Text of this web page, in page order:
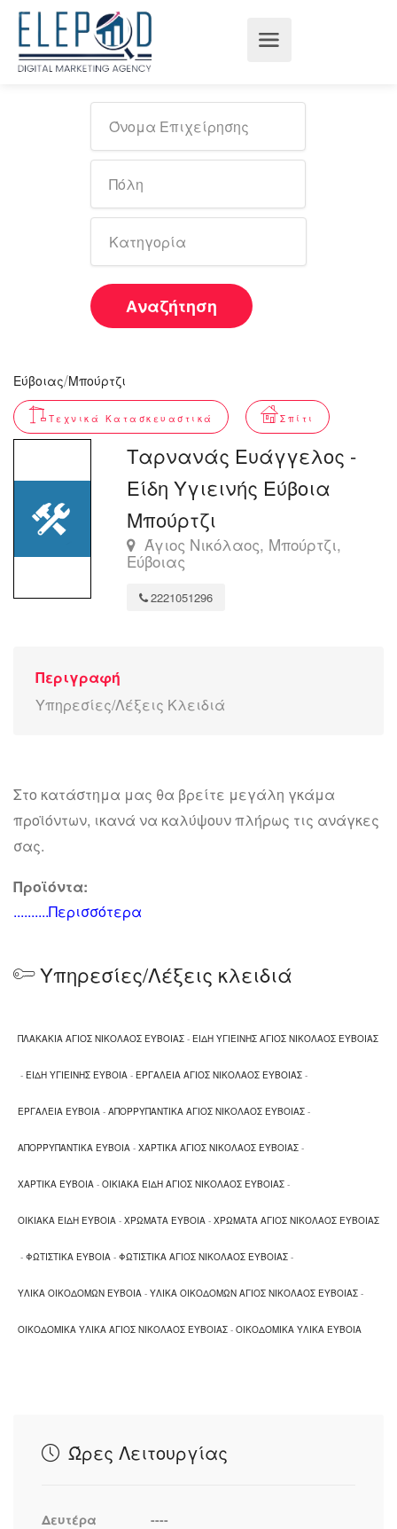
Αναζήτηση
Εύβοιας/Μπούρτζι
Τεχνικά Κατασκευαστικά Σπίτι
Ταρνανάς Ευάγγελος -
Είδη Υγιεινής Εύβοια
Μπούρτζι
Άγιος Νικόλαος, Μπούρτζι,
Εύβοιας
2221051296
Περιγραφή
Υπηρεσίες/Λέξεις Κλειδιά
Στο κατάστημα μας θα βρείτε μεγάλη γκάμα
προϊόντων, ικανά να καλύψουν πλήρως τις ανάγκες
σας.
Προϊόντα:
Είδη υγιεινής, πλακάκια
Οικοδομικά υλικά
Χαρτικά
Απορρυπαντικά
Μπούρτζι.
..........Περισσότερα
Υπηρεσίες/Λέξεις κλειδιά
ΠΛΑΚΑΚΙΑ ΑΓΙΟΣ ΝΙΚΟΛΑΟΣ ΕΥΒΟΙΑΣ - ΕΙΔΗ ΥΓΙΕΙΝΗΣ ΑΓΙΟΣ ΝΙΚΟΛΑΟΣ ΕΥΒΟΙΑΣ
- ΕΙΔΗ ΥΓΙΕΙΝΗΣ ΕΥΒΟΙΑ - ΕΡΓΑΛΕΙΑ ΑΓΙΟΣ ΝΙΚΟΛΑΟΣ ΕΥΒΟΙΑΣ -
ΕΡΓΑΛΕΙΑ ΕΥΒΟΙΑ - ΑΠΟΡΡΥΠΑΝΤΙΚΑ ΑΓΙΟΣ ΝΙΚΟΛΑΟΣ ΕΥΒΟΙΑΣ -
ΑΠΟΡΡΥΠΑΝΤΙΚΑ ΕΥΒΟΙΑ - ΧΑΡΤΙΚΑ ΑΓΙΟΣ ΝΙΚΟΛΑΟΣ ΕΥΒΟΙΑΣ -
ΧΑΡΤΙΚΑ ΕΥΒΟΙΑ - ΟΙΚΙΑΚΑ ΕΙΔΗ ΑΓΙΟΣ ΝΙΚΟΛΑΟΣ ΕΥΒΟΙΑΣ -
ΟΙΚΙΑΚΑ ΕΙΔΗ ΕΥΒΟΙΑ - ΧΡΩΜΑΤΑ ΕΥΒΟΙΑ - ΧΡΩΜΑΤΑ ΑΓΙΟΣ ΝΙΚΟΛΑΟΣ ΕΥΒΟΙΑΣ
- ΦΩΤΙΣΤΙΚΑ ΕΥΒΟΙΑ - ΦΩΤΙΣΤΙΚΑ ΑΓΙΟΣ ΝΙΚΟΛΑΟΣ ΕΥΒΟΙΑΣ -
ΥΛΙΚΑ ΟΙΚΟΔΟΜΩΝ ΕΥΒΟΙΑ - ΥΛΙΚΑ ΟΙΚΟΔΟΜΩΝ ΑΓΙΟΣ ΝΙΚΟΛΑΟΣ ΕΥΒΟΙΑΣ -
ΟΙΚΟΔΟΜΙΚΑ ΥΛΙΚΑ ΑΓΙΟΣ ΝΙΚΟΛΑΟΣ ΕΥΒΟΙΑΣ - ΟΙΚΟΔΟΜΙΚΑ ΥΛΙΚΑ ΕΥΒΟΙΑ
Ώρες Λειτουργίας
Δευτέρα
----